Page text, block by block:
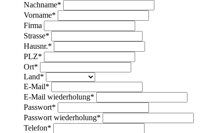
Nachname*
Vorname*
Firma
Strasse*
Hausnr.*
PLZ*
Ort*
Land*
E-Mail*
E-Mail wiederholung*
Passwort*
Passwort wiederholung*
Telefon*